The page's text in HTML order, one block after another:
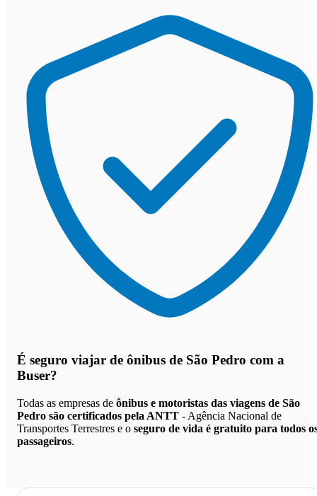
É seguro viajar de ônibus de São Pedro com a
Buser?
Todas as empresas de ônibus e motoristas das viagens de São
Pedro são certificados pela ANTT - Agência Nacional de
Transportes Terrestres e o seguro de vida é gratuito para todos
passageiros.